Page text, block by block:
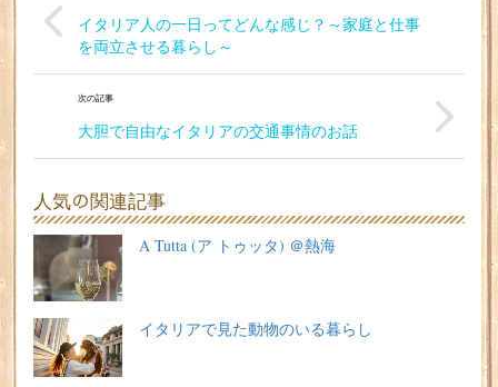
イタリア人の一日ってどんな感じ？～家庭と仕事
を両立させる暮らし～
次の記事
大胆で自由なイタリアの交通事情のお話
人気の関連記事
A Tutta (ア トゥッタ) ＠熱海
イタリアで見た動物のいる暮らし